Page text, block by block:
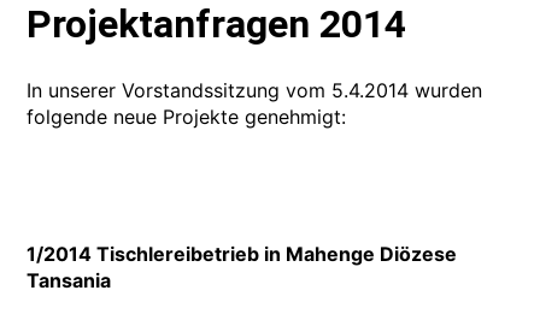
Projektanfragen 2014
In unserer Vorstandssitzung vom 5.4.2014 wurden
folgende neue Projekte genehmigt:
1/2014 Tischlereibetrieb in Mahenge Diözese
Tansania